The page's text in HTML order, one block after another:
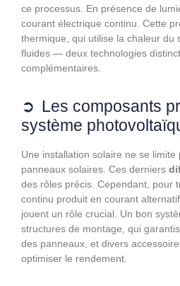
ce processus. En présence de
courant électrique continu. Cette
thermique, qui utilise la chaleur du
fluides — deux technologies
complémentaires.
Les composants
système
Une installation solaire ne se
panneaux solaires. Ces derniers
des rôles précis. Cependant, pour
continu produit en courant
jouent un rôle crucial. Un bon
structures de montage, qui
des panneaux, et divers
optimiser le rendement.